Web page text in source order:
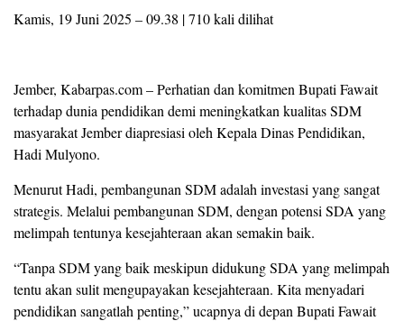
Kamis, 19 Juni 2025 – 09.38 | 710 kali dilihat
Jember, Kabarpas.com – Perhatian dan komitmen Bupati Fawait
terhadap dunia pendidikan demi meningkatkan kualitas SDM
masyarakat Jember diapresiasi oleh Kepala Dinas Pendidikan,
Hadi Mulyono.
Menurut Hadi, pembangunan SDM adalah investasi yang sangat
strategis. Melalui pembangunan SDM, dengan potensi SDA yang
melimpah tentunya kesejahteraan akan semakin baik.
“Tanpa SDM yang baik meskipun didukung SDA yang melimpah
tentu akan sulit mengupayakan kesejahteraan. Kita menyadari
pendidikan sangatlah penting,” ucapnya di depan Bupati Fawait